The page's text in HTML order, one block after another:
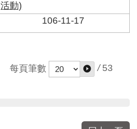
活動)
106-11-17
每頁筆數 / 53